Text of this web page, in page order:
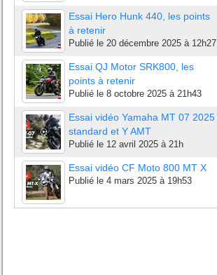
Essai Hero Hunk 440, les points
à retenir
Publié le 20 décembre 2025 à 12h27
Essai QJ Motor SRK800, les
points à retenir
Publié le 8 octobre 2025 à 21h43
Essai vidéo Yamaha MT 07 2025
standard et Y AMT
Publié le 12 avril 2025 à 21h
Essai vidéo CF Moto 800 MT X
Publié le 4 mars 2025 à 19h53